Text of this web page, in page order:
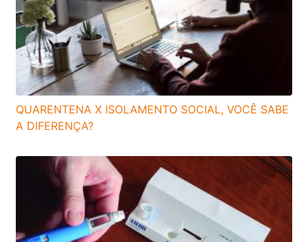
QUARENTENA X ISOLAMENTO SOCIAL, VOCÊ SABE
A DIFERENÇA?